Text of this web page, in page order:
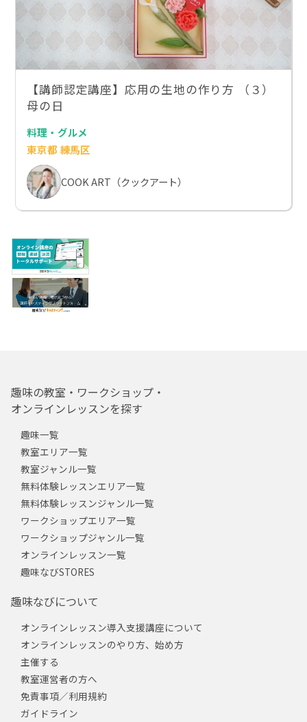
【講師認定講座】応用の生地の作り方 （３）
母の日
料理・グルメ
東京都 練馬区
COOK ART（クックアート）
趣味の教室・ワークショップ・
オンラインレッスンを探す
趣味一覧
教室エリア一覧
教室ジャンル一覧
無料体験レッスンエリア一覧
無料体験レッスンジャンル一覧
ワークショップエリア一覧
ワークショップジャンル一覧
オンラインレッスン一覧
趣味なびSTORES
趣味なびについて
オンラインレッスン導入支援講座について
オンラインレッスンのやり方、始め方
主催する
教室運営者の方へ
免責事項／利用規約
ガイドライン